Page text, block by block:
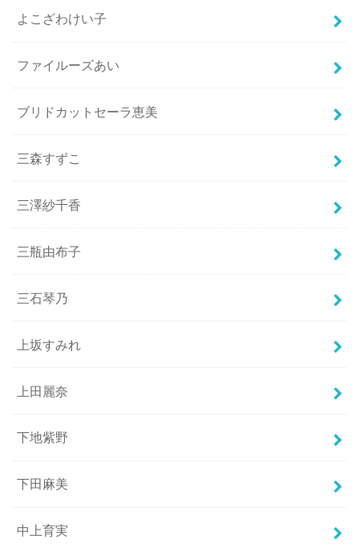
よこざわけい子
ファイルーズあい
ブリドカットセーラ恵美
三森すずこ
三澤紗千香
三瓶由布子
三石琴乃
上坂すみれ
上田麗奈
下地紫野
下田麻美
中上育実